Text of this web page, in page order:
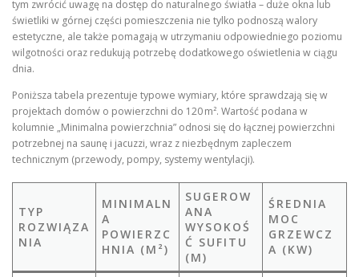
tym zwrócić uwagę na dostęp do naturalnego światła – duże okna lub
świetliki w górnej części pomieszczenia nie tylko podnoszą walory
estetyczne, ale także pomagają w utrzymaniu odpowiedniego poziomu
wilgotności oraz redukują potrzebę dodatkowego oświetlenia w ciągu
dnia.
Poniższa tabela prezentuje typowe wymiary, które sprawdzają się w
projektach domów o powierzchni do 120 m². Wartość podana w
kolumnie „Minimalna powierzchnia” odnosi się do łącznej powierzchni
potrzebnej na saunę i jacuzzi, wraz z niezbędnym zapleczem
technicznym (przewody, pompy, systemy wentylacji).
TYP
ROZWIĄZA
NIA
MINIMALN
A
POWIERZC
HNIA (M²)
SUGEROW
ANA
WYSOKOŚ
Ć SUFITU
(M)
ŚREDNIA
MOC
GRZEWCZ
A (KW)